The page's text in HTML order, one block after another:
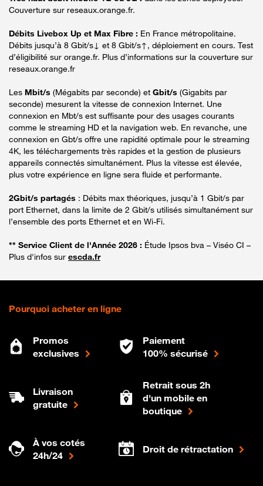
Couverture sur reseaux.orange.fr.
Débits Livebox Up et Max Fibre : En France métropolitaine.
Débits jusqu’à 8 Gbit/s↓ et 8 Gbit/s↑, déploiement en cours. Test
d’éligibilité sur orange.fr. Plus d’informations sur la couverture sur
reseaux.orange.fr
Les Mbit/s (Mégabits par seconde) et Gbit/s (Gigabits par
seconde) mesurent la vitesse de connexion Internet. Une
connexion en Mbt/s est suffisante pour des usages courants
comme le streaming HD et la navigation web. En revanche, une
connexion en Gbt/s offre une rapidité optimale pour le streaming
4K, les téléchargements très rapides et la gestion de plusieurs
appareils connectés simultanément. Plus la vitesse est élevée,
plus votre expérience en ligne sera fluide et performante.
2Gbit/s partagés : Débits max théoriques, jusqu’à 1 Gbit/s par
port Ethernet, dans la limite de 2 Gbit/s utilisés simultanément sur
l’ensemble des ports Ethernet et en Wi-Fi.
** Service Client de l'Année 2026 : Étude Ipsos bva – Viséo CI –
Plus d'infos sur escda.fr
Pourquoi acheter en ligne
Promos
exclusives
Paiement
100% sécurisé
Livraison
gratuite
Retrait sous 2h
d'un mobile en
boutique
À vos cotés
24h/24
Droit de rétractation